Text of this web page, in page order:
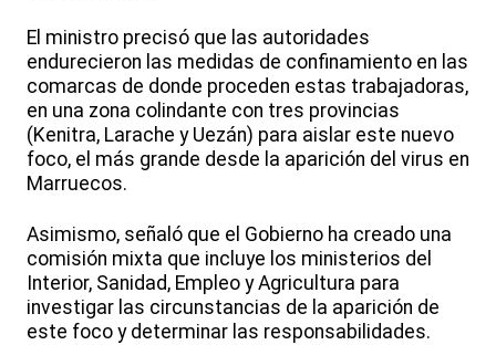
El ministro precisó que las autoridades
endurecieron las medidas de confinamiento en las
comarcas de donde proceden estas trabajadoras,
en una zona colindante con tres provincias
(Kenitra, Larache y Uezán) para aislar este nuevo
foco, el más grande desde la aparición del virus en
Marruecos.
Asimismo, señaló que el Gobierno ha creado una
comisión mixta que incluye los ministerios del
Interior, Sanidad, Empleo y Agricultura para
investigar las circunstancias de la aparición de
este foco y determinar las responsabilidades.